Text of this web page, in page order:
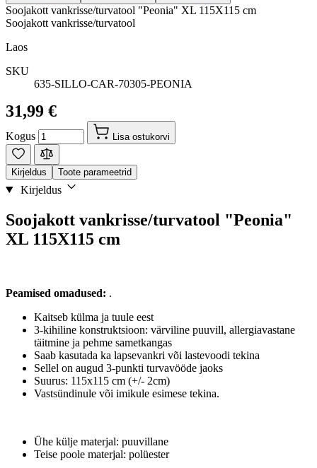
Soojakott vankrisse/turvatool "Peonia" XL 115X115 cm
Soojakott vankrisse/turvatool
Laos
SKU
635-SILLO-CAR-70305-PEONIA
31,99 €
Kogus Lisa ostukorvi
Kirjeldus Toote parameetrid
Kirjeldus
Soojakott vankrisse/turvatool "Peonia"
XL 115X115 cm
Peamised omadused: .
Kaitseb külma ja tuule eest
3-kihiline konstruktsioon: värviline puuvill, allergiavastane
täitmine ja pehme sametkangas
Saab kasutada ka lapsevankri või lastevoodi tekina
Sellel on augud 3-punkti turvavööde jaoks
Suurus: 115x115 cm (+/- 2cm)
Vastsündinule või imikule esimese tekina.
Ühe külje materjal: puuvillane
Teise poole materjal: polüester